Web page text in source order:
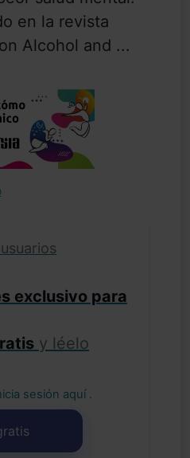
en la revista
Alcohol and ...
exclusivo para
y léelo
sesión aquí .